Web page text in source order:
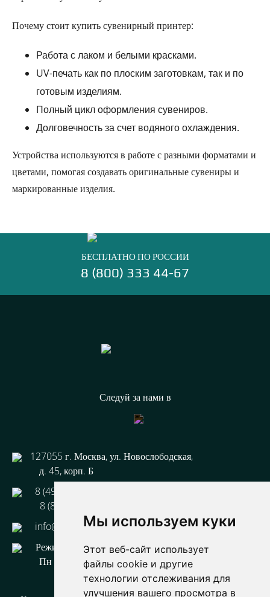
Мы используем куки
Этот веб-сайт использует
файлы cookie и другие
технологии отслеживания для
улучшения вашего просмотра в
Почему стоит купить сувенирный принтер:
Работа с лаком и белыми красками.
UV-печать как по плоским заготовкам, так и по
готовым изделиям.
Полный цикл оформления сувениров.
Долговечность за счет водяного охлаждения.
Устройства используются в работе с разными форматами и
цветами, помогая создавать оригинальные сувениры и
маркированные изделия.
БЕСПЛАТНО ПО РОССИИ
8 (800) 333 44-67
Следуй за нами в
127055 г. Москва, ул. Новослободская,
д. 45, корп. Б
8 (499) 110 93-33
8 (800) 333 44-67
info@3-tg.ru
Режим работы:
Пн - Пт с 9-00 до 18-00